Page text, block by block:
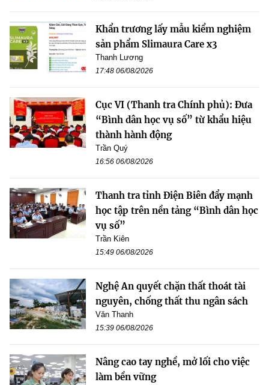
Khẩn trương lấy mẫu kiểm nghiệm
sản phẩm Slimaura Care x3
Thanh Lương
17:48 06/08/2026
Cục VI (Thanh tra Chính phủ): Đưa
“Bình dân học vụ số” từ khẩu hiệu
thành hành động
Trần Quý
16:56 06/08/2026
Thanh tra tỉnh Điện Biên đẩy mạnh
học tập trên nền tảng “Bình dân học
vụ số”
Trần Kiên
15:49 06/08/2026
Nghệ An quyết chặn thất thoát tài
nguyên, chống thất thu ngân sách
Văn Thanh
15:39 06/08/2026
Nâng cao tay nghề, mở lối cho việc
làm bền vững